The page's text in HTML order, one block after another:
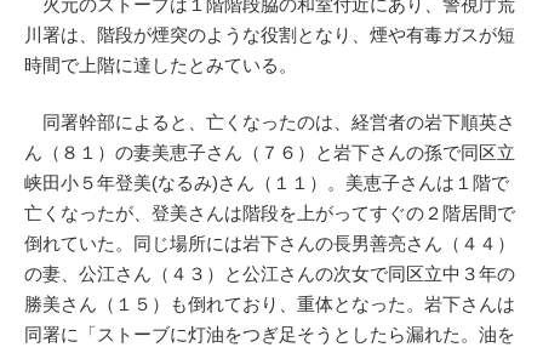
川署は、階段が煙突のような役割となり、煙や有毒ガスが短
時間で上階に達したとみている。
同署幹部によると、亡くなったのは、経営者の岩下順英さ
ん（８１）の妻美恵子さん（７６）と岩下さんの孫で同区立
峡田小５年登美(なるみ)さん（１１）。美恵子さんは１階で
亡くなったが、登美さんは階段を上がってすぐの２階居間で
倒れていた。同じ場所には岩下さんの長男善亮さん（４４）
の妻、公江さん（４３）と公江さんの次女で同区立中３年の
勝美さん（１５）も倒れており、重体となった。岩下さんは
同署に「ストーブに灯油をつぎ足そうとしたら漏れた。油を